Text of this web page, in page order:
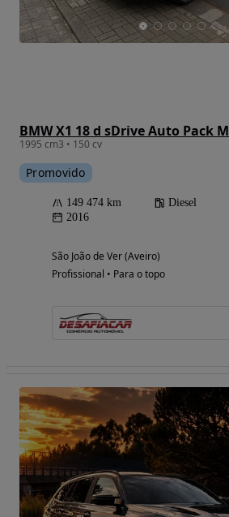
BMW X1 18 d sDrive Auto Pack M
1995 cm3 • 150 cv
Promovido
149 474 km Diesel
2016
São João de Ver (Aveiro)
Profissional • Para o topo